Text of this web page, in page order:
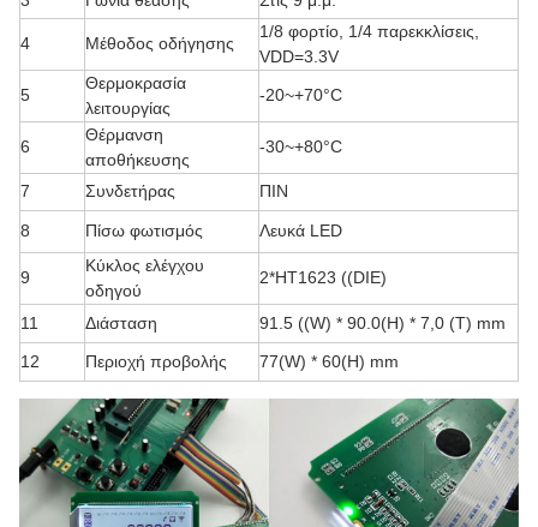
4 Μέθοδος οδήγησης
1/8 φορτίο, 1/4 παρεκκλίσεις,
VDD=3.3V
5
Θερμοκρασία
λειτουργίας
-20~+70°C
6
Θέρμανση
αποθήκευσης
-30~+80°C
7 Συνδετήρας ΠΙΝ
8 Πίσω φωτισμός Λευκά LED
9
Κύκλος ελέγχου
οδηγού
2*HT1623 ((DIE)
11 Διάσταση 91.5 ((W) * 90.0(H) * 7,0 (T) mm
12
Περιοχή προβολής 77(W) * 60(H) mm